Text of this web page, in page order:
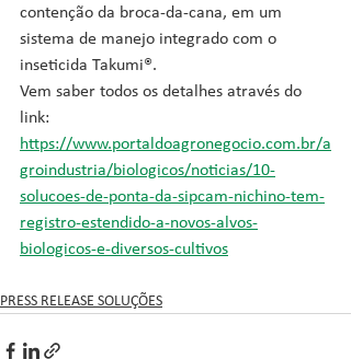
contenção da broca-da-cana, em um
sistema de manejo integrado com o
inseticida Takumi®.
Vem saber todos os detalhes através do
link:
https://www.portaldoagronegocio.com.br/a
groindustria/biologicos/noticias/10-
solucoes-de-ponta-da-sipcam-nichino-tem-
registro-estendido-a-novos-alvos-
biologicos-e-diversos-cultivos
PRESS RELEASE SOLUÇÕES